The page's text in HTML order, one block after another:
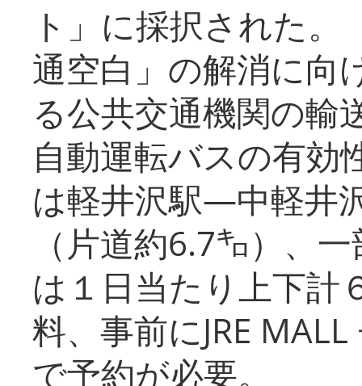
ト」に採択された
通空白」の解消に向
る公共交通機関の輸
自動運転バスの有効
は軽井沢駅―中軽井
（片道約6.7㌔）、
は１日当たり上下計
料、事前にJRE
で予約が必要。